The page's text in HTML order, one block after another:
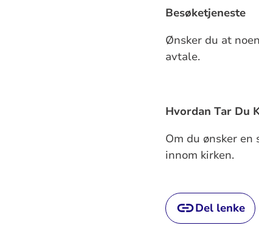
Besøketjeneste
Ønsker du at
avtale.
Hvordan Tar Du
Om du ønsker
innom kirken.
Del lenke